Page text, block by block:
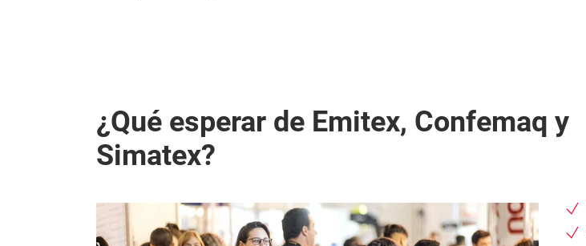
¿Qué esperar de Emitex, Confemaq y
Simatex?